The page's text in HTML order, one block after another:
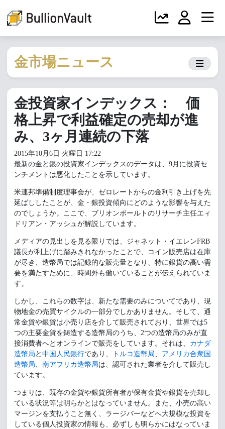
金市場ニュース
金投資家インデックス： 価
格上昇で利益確定の売却が進
み、3ヶ月連続の下落
2015年10月6日 火曜日 17:22
最新の金と銀の投資家インデックスのデータは、9月に投資セ
ンチメントは悪化したことを示しています。
米連邦準備制度理事会が、ゼロレートからの金利引き上げを先
延ばししたことが、金・銀投資傾向にどのような影響を与えた
のでしょうか。ここで、ブリオンボールトのリサーチ主任エィ
ドリアン・アッシュが解説しています。
メディアの見出しを見る限りでは、ジャネット・イエレンFRB
議長が利上げに踏みきれなかったことで、コイン販売店は在庫
が尽き、造幣局では記録的な販売量となり、特に銀貨の高い需
要を満たすために、時間外も働いていることが伝えられていま
す。
しかし、これらの数字は、新たな需要のみについてであり、現
物地金の売買サイクルの一部分でしかありません。そして、通
常金貨や銀貨は小売り店を介して販売されており、世界では5
つの主要金貨を鋳造する造幣局のうち、2つの造幣局のみが直
接消費者へとオンラインで販売をしています。それは、 カナダ
造幣局 と 中国人民銀行であり、 トルコ造幣局、 アメリカ合衆国
造幣局、 南アフリカ造幣局は、認可された業者を介して販売し
ています。
つまりは、既存の金貨や銀貨所有者が保有金貨や銀貨を売却し
ている状況等は明らかとはなっていません。また、小売の高い
マージンを支払うこと無く、ラージバーなどへ大規模な投資を
している個人投資家の情報も、必ずしも明らかにはなっていま